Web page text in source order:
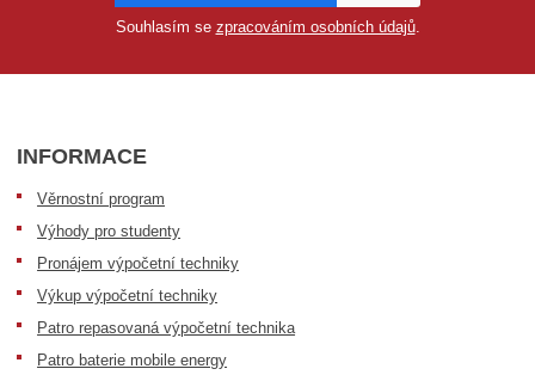
Souhlasím se zpracováním osobních údajů.
INFORMACE
Věrnostní program
Výhody pro studenty
Pronájem výpočetní techniky
Výkup výpočetní techniky
Patro repasovaná výpočetní technika
Patro baterie mobile energy